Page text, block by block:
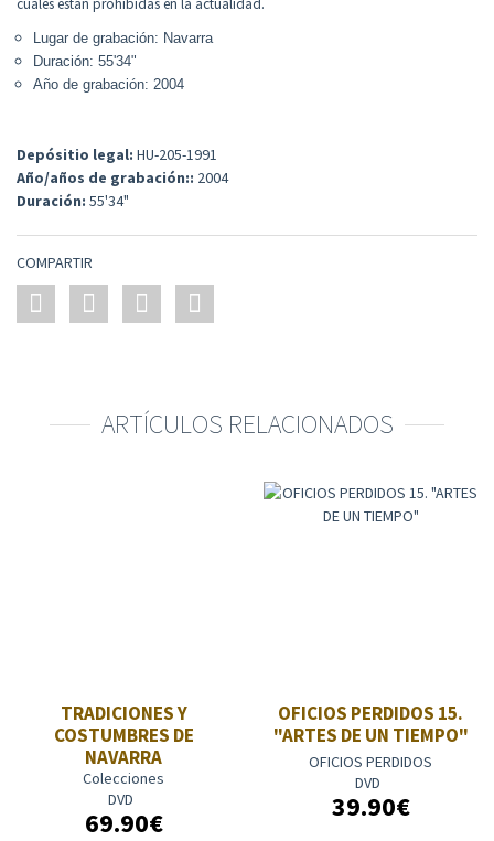
Lugar de grabación: Navarra
Duración: 55'34"
Año de grabación: 2004
Depósitio legal: HU-205-1991
Año/años de grabación:: 2004
Duración: 55'34"
COMPARTIR
ARTÍCULOS RELACIONADOS
TRADICIONES Y
COSTUMBRES DE
NAVARRA
Colecciones
DVD
69.90€
OFICIOS PERDIDOS 15.
"ARTES DE UN TIEMPO"
OFICIOS PERDIDOS
DVD
39.90€